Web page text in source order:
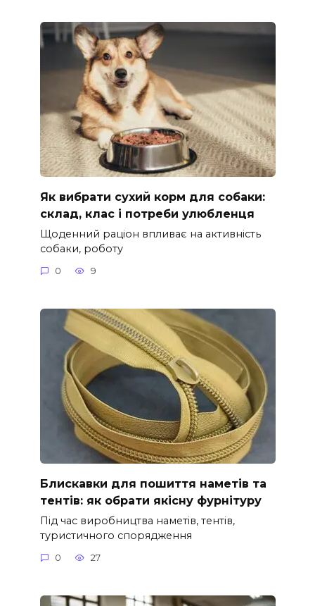
Як вибрати сухий корм для собаки:
склад, клас і потреби улюбленця
Щоденний раціон впливає на активність
собаки, роботу
0 9
Блискавки для пошиття наметів та
тентів: як обрати якісну фурнітуру
Під час виробництва наметів, тентів,
туристичного спорядження
0 27